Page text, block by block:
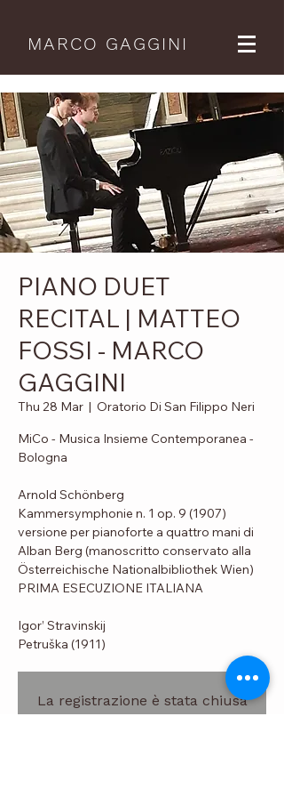
MARCO GAGGINI
PIANO DUET
RECITAL | MATTEO
FOSSI - MARCO
GAGGINI
Thu 28 Mar
  |
Oratorio Di San Filippo Neri
MiCo - Musica Insieme Contemporanea -
Bologna
Arnold Schönberg
Kammersymphonie n. 1 op. 9 (1907)
versione per pianoforte a quattro mani di
Alban Berg (manoscritto conservato alla
Österreichische Nationalbibliothek Wien)
PRIMA ESECUZIONE ITALIANA
Igor’ Stravinskij
Petruška (1911)
La registrazione è stata chiusa